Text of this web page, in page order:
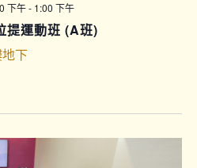
下午- 1:00 下午
提運動班 (A班)
下